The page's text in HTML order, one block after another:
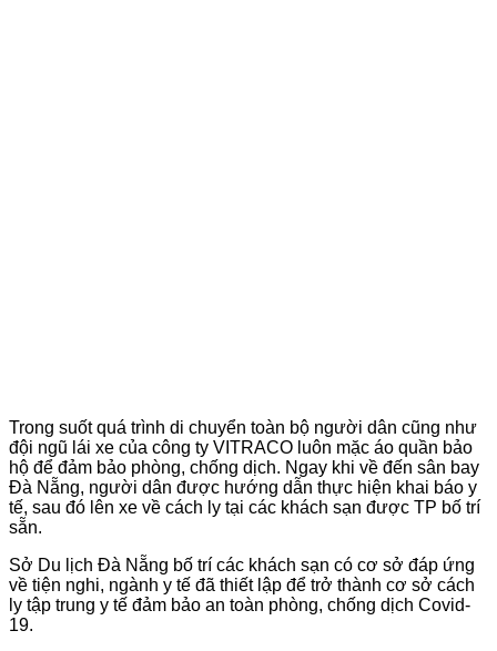
Trong suốt quá trình di chuyển toàn bộ người dân cũng như
đội ngũ lái xe của công ty VITRACO luôn mặc áo quần bảo
hộ để đảm bảo phòng, chống dịch. Ngay khi về đến sân bay
Đà Nẵng, người dân được hướng dẫn thực hiện khai báo y
tế, sau đó lên xe về cách ly tại các khách sạn được TP bố trí
sẵn.
Sở Du lịch Đà Nẵng bố trí các khách sạn có cơ sở đáp ứng
về tiện nghi, ngành y tế đã thiết lập để trở thành cơ sở cách
ly tập trung y tế đảm bảo an toàn phòng, chống dịch Covid-
19.